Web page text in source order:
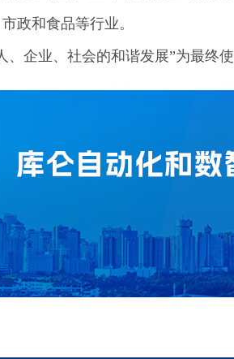
政和食品等行业。
、企业、社会的和谐发展”为最终